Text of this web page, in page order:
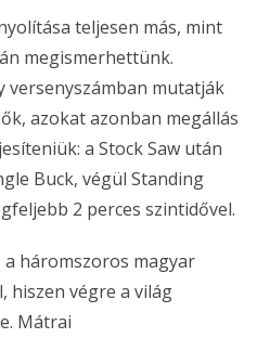
teljesen más, mint
megismerhettünk.
versenyszámban mutatják
azokat azonban megállás
a Stock Saw után
Buck, végül Standing
2 perces szintidővel.
a háromszoros magyar
hiszen végre a világ
Mátrai